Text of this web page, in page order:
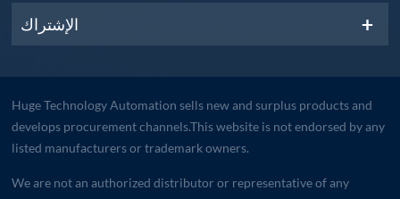
الإشتراك
Huge Technology Automation sells new and surplus products and
develops procurement channels.This website is not endorsed by any
listed manufacturers or trademark owners.
We are not an authorized distributor or representative of any